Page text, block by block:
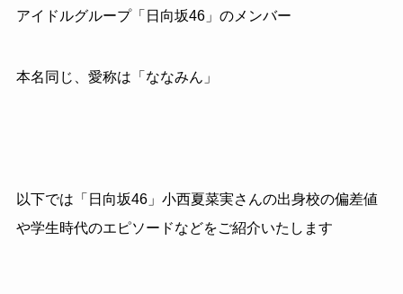
アイドルグループ「日向坂46」のメンバー
本名同じ、愛称は「ななみん」
以下では「日向坂46」小西夏菜実さんの出身校の偏差値
や学生時代のエピソードなどをご紹介いたします